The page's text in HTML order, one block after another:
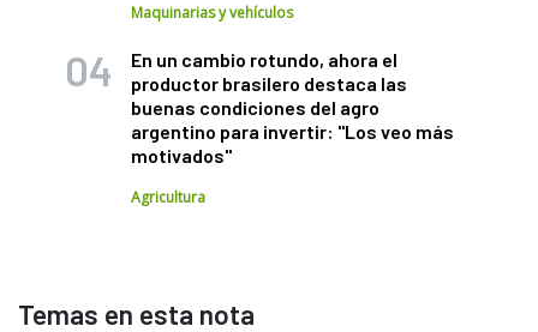
Maquinarias y vehículos
En un cambio rotundo, ahora el
productor brasilero destaca las
buenas condiciones del agro
argentino para invertir: "Los veo más
motivados"
Agricultura
Temas en esta nota